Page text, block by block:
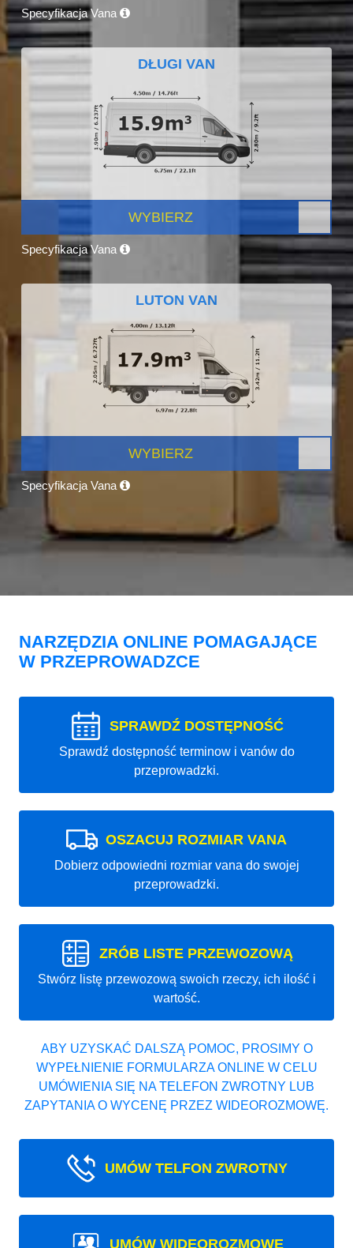
Specyfikacja Vana
DŁUGI VAN
WYBIERZ
Specyfikacja Vana
LUTON VAN
WYBIERZ
Specyfikacja Vana
NARZĘDZIA ONLINE POMAGAJĄCE
W PRZEPROWADZCE
SPRAWDŹ DOSTĘPNOŚĆ
Sprawdź dostępność terminow i vanów do
przeprowadzki.
OSZACUJ ROZMIAR VANA
Dobierz odpowiedni rozmiar vana do swojej
przeprowadzki.
ZRÓB LISTE PRZEWOZOWĄ
Stwórz listę przewozową swoich rzeczy, ich ilość i
wartość.
ABY UZYSKAĆ DALSZĄ POMOC, PROSIMY O
WYPEŁNIENIE FORMULARZA ONLINE W CELU
UMÓWIENIA SIĘ NA TELEFON ZWROTNY LUB
ZAPYTANIA O WYCENĘ PRZEZ WIDEOROZMOWĘ.
UMÓW TELFON ZWROTNY
UMÓW WIDEOROZMOWE